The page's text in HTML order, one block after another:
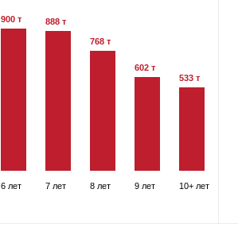
900 т
6 лет
888 т
7 лет
768 т
8 лет
602 т
9 лет
533 т
10+ лет